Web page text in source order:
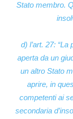
Stato membro.
d) l’art. 27: “La
aperta da un
un altro Stato
aprire, in
competenti ai
secondaria